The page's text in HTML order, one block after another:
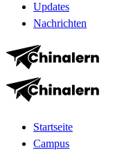
Updates
Nachrichten
Startseite
Campus